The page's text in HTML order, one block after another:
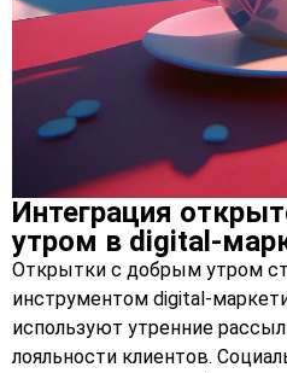
Интеграция
утром в digital-
Открытки с добрым утром
инструментом digital-
используют утренние
лояльности клиентов.